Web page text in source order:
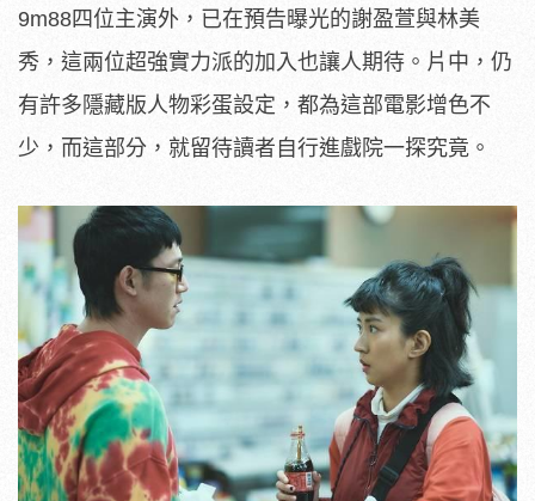
9m88四位主演外，已在預告曝光的謝盈萱與林美
秀，這兩位超強實力派的加入也讓人期待。片中，仍
有許多隱藏版人物彩蛋設定，都為這部電影增色不
少，而這部分，就留待讀者自行進戲院一探究竟。